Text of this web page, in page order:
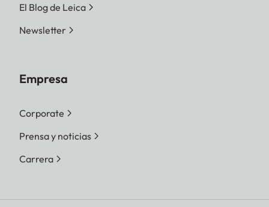
El Blog de Leica
Newsletter
Empresa
Corporate
Prensa y noticias
Carrera